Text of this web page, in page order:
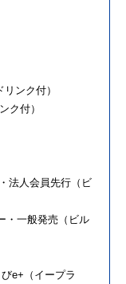
ンク付）
ク付）
法人会員先行（ビ
・一般発売（ビル
e+（イープラ